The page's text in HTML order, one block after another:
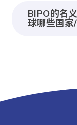
BIPO的名
球哪些国家/